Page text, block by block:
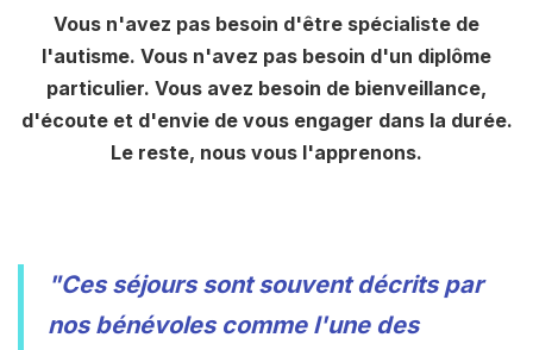
Vous n'avez pas besoin d'être spécialiste de
l'autisme. Vous n'avez pas besoin d'un diplôme
particulier. Vous avez besoin de bienveillance,
d'écoute et d'envie de vous engager dans la durée.
Le reste, nous vous l'apprenons.
"Ces séjours sont souvent décrits par
nos bénévoles comme l'une des